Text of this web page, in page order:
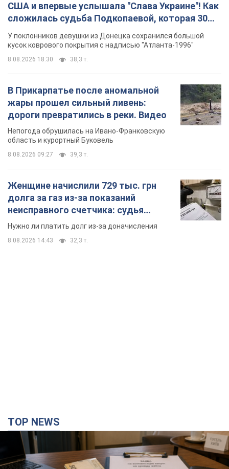
США и впервые услышала "Слава Украине"! Как
сложилась судьба Подкопаевой, которая 30
лет назад завоевала "золото" Олимпиады
У поклонников девушки из Донецка сохранился большой
кусок коврового покрытия с надписью "Атланта-1996"
8.08.2026 18:30 38,3 т.
В Прикарпатье после аномальной
жары прошел сильный ливень:
дороги превратились в реки. Видео
Непогода обрушилась на Ивано-Франковскую
область и курортный Буковель
8.08.2026 09:27 39,3 т.
Женщине начислили 729 тыс. грн
долга за газ из-за показаний
неисправного счетчика: судья
вынес неожиданное решение
Нужно ли платить долг из-за доначисления
8.08.2026 14:43 32,3 т.
TOP NEWS